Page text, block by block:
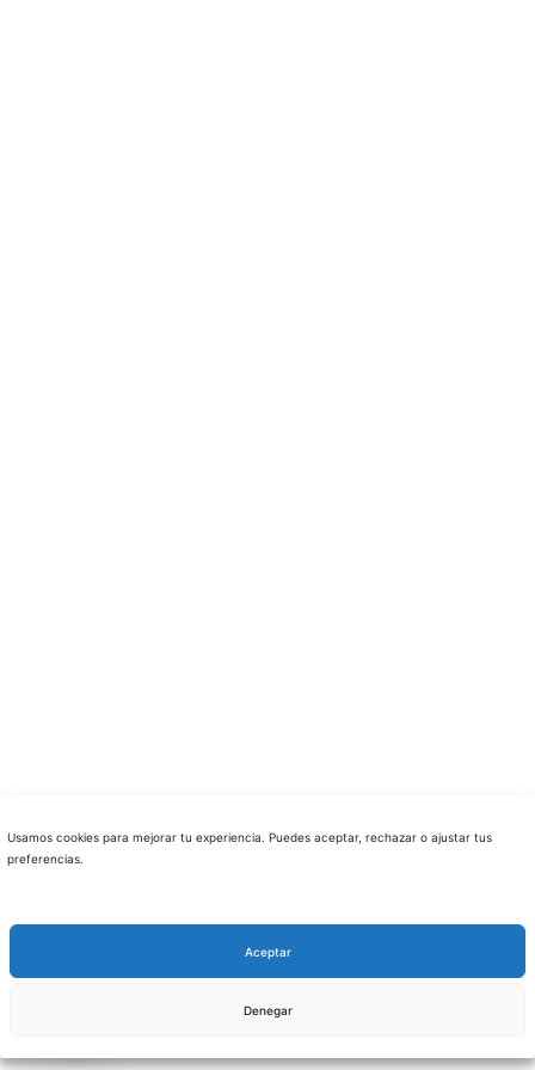
Usamos cookies para mejorar tu experiencia. Puedes aceptar, rechazar o ajustar tus
preferencias.
Aceptar
Denegar